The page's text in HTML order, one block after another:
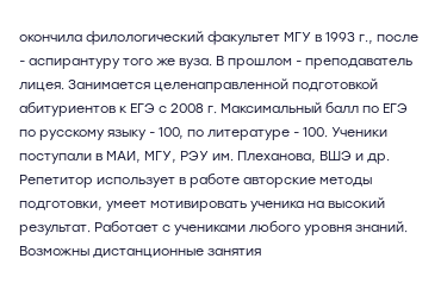
окончила филологический факультет МГУ в 1993 г., после
- аспирантуру того же вуза. В прошлом - преподаватель
лицея. Занимается целенаправленной подготовкой
абитуриентов к ЕГЭ с 2008 г. Максимальный балл по ЕГЭ
по русскому языку - 100, по литературе - 100. Ученики
поступали в МАИ, МГУ, РЭУ им. Плеханова, ВШЭ и др.
Репетитор использует в работе авторские методы
подготовки, умеет мотивировать ученика на высокий
результат. Работает с учениками любого уровня знаний.
Возможны дистанционные занятия